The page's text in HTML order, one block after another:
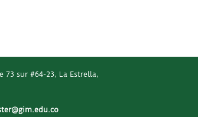
sur #64-23, La Estrella,